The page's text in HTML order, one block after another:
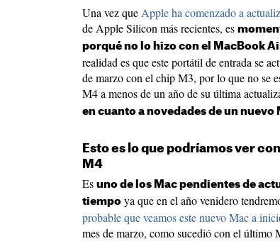
Una vez que Apple ha comenzado a
de Apple Silicon más recientes, es
porqué no lo hizo con el MacBook
realidad es que este portátil de entrada se
de marzo con el chip M3, por lo que no se
M4 a menos de un año de su última
en cuanto a novedades de un nuevo
Esto es lo que podríamos ver
M4
Es uno de los Mac pendientes de
tiempo ya que en el año venidero
probable que veamos este nuevo Mac a
mes de marzo, como sucedió con el último